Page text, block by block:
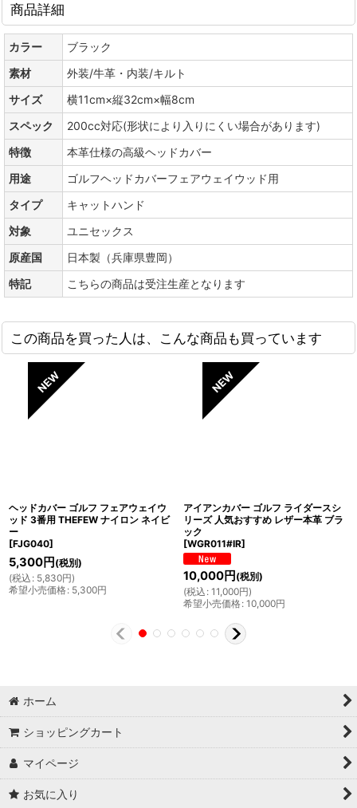
商品詳細
カラー
ブラック
素材
外装/牛革・内装/キルト
サイズ
横11cm×縦32cm×幅8cm
スペック
200cc対応(形状により入りにくい場合があります)
特徴
本革仕様の高級ヘッドカバー
用途
ゴルフヘッドカバーフェアウェイウッド用
タイプ
キャットハンド
対象
ユニセックス
原産国
日本製（兵庫県豊岡）
特記
こちらの商品は受注生産となります
この商品を買った人は、こんな商品も買っています
ヘッドカバー ゴルフ フェアウェイウ
ッド 3番用 THEFEW ナイロン ネイビ
ー
[FJG040]
5,300円 (税別)
(税込 : 5,830円)
希望小売価格: 5,300円
アイアンカバー ゴルフ ライダースシ
リーズ 人気おすすめ レザー本革 ブラ
ック
[WGR011#IR]
10,000円 (税別)
(税込 : 11,000円)
希望小売価格: 10,000円
ホーム
ショッピングカート
マイページ
お気に入り